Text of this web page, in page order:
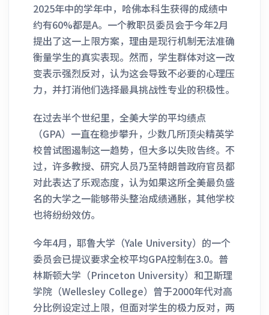
2025年中的学年中，哈佛本科生获得的成绩中
约有60%都是A。一个教职员委员会于今年2月
提出了这一上限方案，理由是现行机制无法准确
衡量学生的真实表现。然而，学生群体对这一改
变表示强烈反对，认为这会导致不必要的心理压
力，并打消他们选择最具挑战性专业的积极性。
在过去半个世纪里，全美大学的平均绩点
（GPA）一直在稳步攀升，少数几所顶尖精英学
校曾试图遏制这一趋势，但大多以失败告终。不
过，许多教授、研究人员乃至特朗普政府官员都
对此表达了乐观态度，认为如果这所全美最负盛
名的大学之一能够带头整治成绩通胀，其他学校
也将纷纷效仿。
今年4月，耶鲁大学（Yale University）的一个
委员会已提议要求全校平均GPA控制在3.0。普
林斯顿大学（Princeton University）和卫斯理
学院（Wellesley College）曾于2000年代对高
分比例设定过上限，但面对学生的极力反对，两